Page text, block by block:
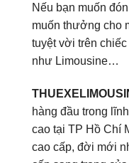
Nếu bạn muốn
muốn thưởng cho
tuyệt vời trên
như Limousine…
hàng đầu trong
cao tại TP Hồ Chí
cao cấp, đời mới